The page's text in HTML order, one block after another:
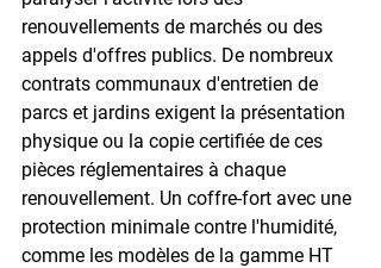
renouvellements de marchés ou des
appels d'offres publics. De nombreux
contrats communaux d'entretien de
parcs et jardins exigent la présentation
physique ou la copie certifiée de ces
pièces réglementaires à chaque
renouvellement. Un coffre-fort avec une
protection minimale contre l'humidité,
comme les modèles de la gamme HT